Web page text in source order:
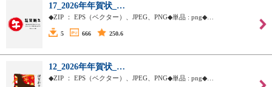
17_2026年年賀状_…
◆ZIP ： EPS（ベクター）、JPEG、PNG◆単品 : png◆…
5 666 250.6
12_2026年年賀状_…
◆ZIP ： EPS（ベクター）、JPEG、PNG◆単品 : png◆…